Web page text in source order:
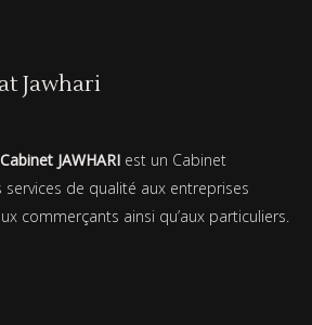
Jawhari
JAWHARI est un Cabinet
services de qualité aux entreprises
commerçants ainsi qu’aux particuliers.